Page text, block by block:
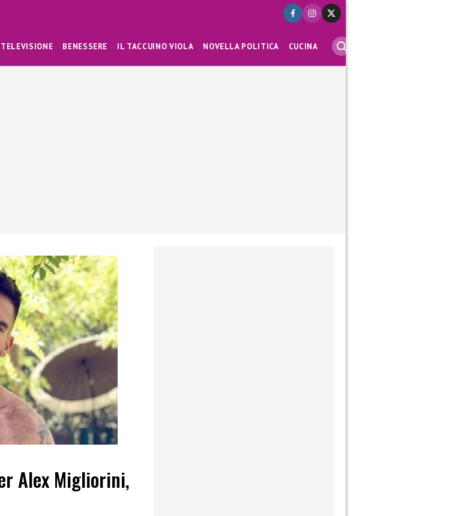
TELEVISIONE BENESSERE IL TACCUINO VIOLA NOVELLA POLITICA CUCINA
Alex Migliorini,